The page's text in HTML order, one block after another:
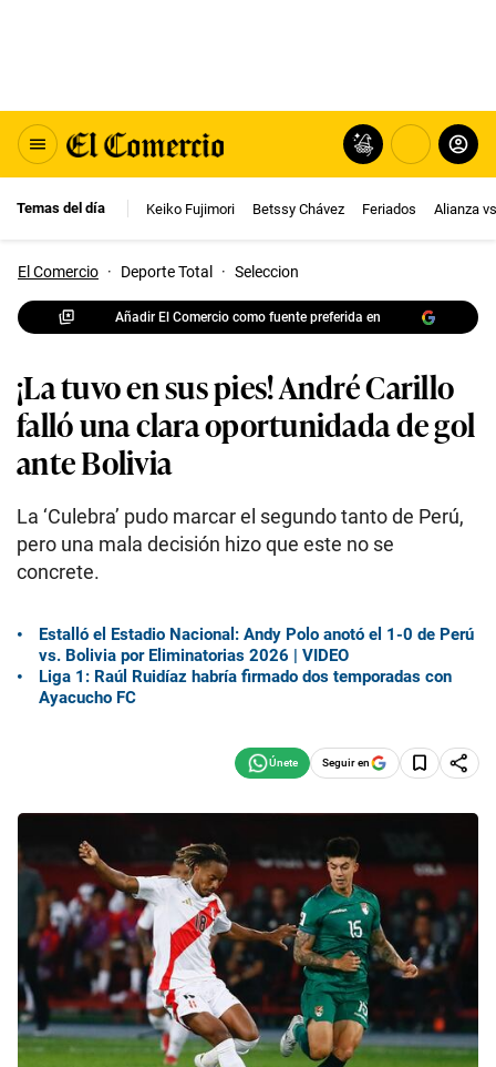
Temas del día Keiko Fujimori Betssy Chávez Feriados Alianza
El Comercio · Deporte Total · Seleccion
Añadir El Comercio como fuente preferida en
¡La tuvo en sus pies! André Carillo
falló una clara oportunidada de gol
ante Bolivia
La ‘Culebra’ pudo marcar el segundo tanto de Perú,
pero una mala decisión hizo que este no se
concrete.
Estalló el Estadio Nacional: Andy Polo anotó el 1-0 de Perú
vs. Bolivia por Eliminatorias 2026 | VIDEO
Liga 1: Raúl Ruidíaz habría firmado dos temporadas con
Ayacucho FC
Seguir en